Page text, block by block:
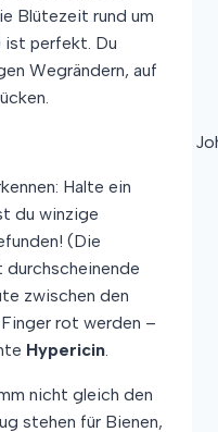
Blütezeit rund um
ist perfekt. Du
Wegrändern, auf
Halte ein
du winzige
(Die
durchscheinende
zwischen den
rot werden –
Hypericin
nicht gleich den
stehen für Bienen,